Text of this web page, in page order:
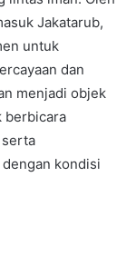
Jakatarub,
untuk
dan
menjadi objek
berbicara
serta
kondisi